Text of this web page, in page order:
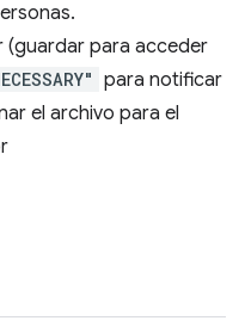
(guardar para acceder
para notificar
el archivo para el